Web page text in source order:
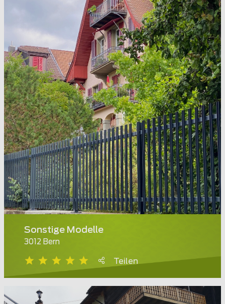
Sonstige Modelle
3012 Bern
Teilen